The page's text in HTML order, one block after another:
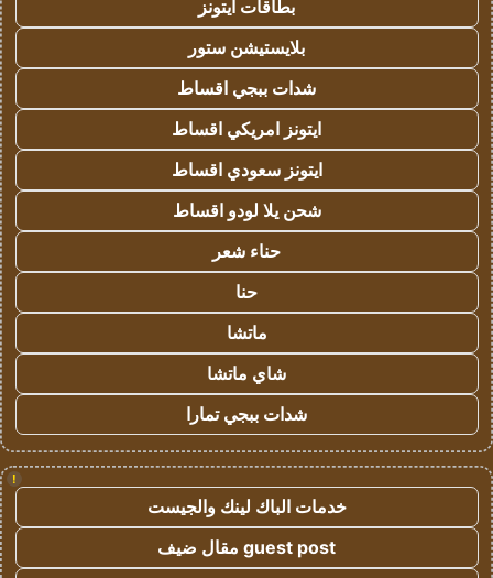
بطاقات ايتونز
بلايستيشن ستور
شدات ببجي اقساط
ايتونز امريكي اقساط
ايتونز سعودي اقساط
شحن يلا لودو اقساط
حناء شعر
حنا
ماتشا
شاي ماتشا
شدات ببجي تمارا
!
خدمات الباك لينك والجيست
guest post مقال ضيف